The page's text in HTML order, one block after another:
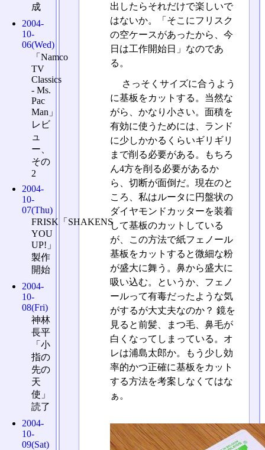
出したらそれだけで楽しいで
はないか。「そこにフリスク
の空ケースがあったから、今
日は工作開始日」なのであ
る。
さっそくサイズに合うよう
に基板をカットする。当然な
がら、かなり小さい。面積を
有効に使うためには、ランド
に少しかかるくらいギリギリ
まで削る必要がある。もちろ
ん4方を削る必要があるか
ら、切断が面倒だ。現在のと
ころ、私はルータに円盤状の
ダイヤモンドカッターを装着
して基板のカットしている
が、この方法で紙フェノール
基板をカットすると微細な粉
が盛大に舞う。鼻から盛大に
吸い込む。というか、フェノ
ールって有毒だったような気
がするが大丈夫なのか？ 鏡を
見ると前髪、まつ毛、鼻毛が
白くなってしまっている。オ
レは浦島太郎か。もう少し効
率的かつ正確に基板をカット
する方法を考案しなくてはな
ぁ。
成
2004-
10-
06(Wed)
「Namco
TV
Classics
- Ms.
Pac
Man」
レビ
ュ
ー、
その
2
2004-
10-
07(Thu)
FRISK「SHAKENS
YOU
UP!」
製作
開始
2004-
10-
08(Fri)
神林
長平
「小
指の
先の
天
使」
読了
2004-
10-
09(Sat)